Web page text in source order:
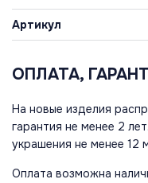
Артикул
ОПЛАТА,
На новые изделия
гарантия не менее 2
украшения не менее 12
Оплата возможна